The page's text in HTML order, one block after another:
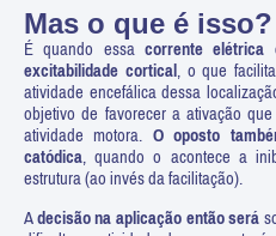
Mas o que é isso?
É quando essacorrente
excitabilidade cortical, o que
atividade encefálica dessa
objetivo de favorecer a ativação
atividade motora. O oposto
catódica, quando o acontece a
estrutura (ao invés da facilitação).
Adecisão na aplicação então será